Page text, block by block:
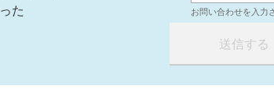
た
お問い合わせを入力